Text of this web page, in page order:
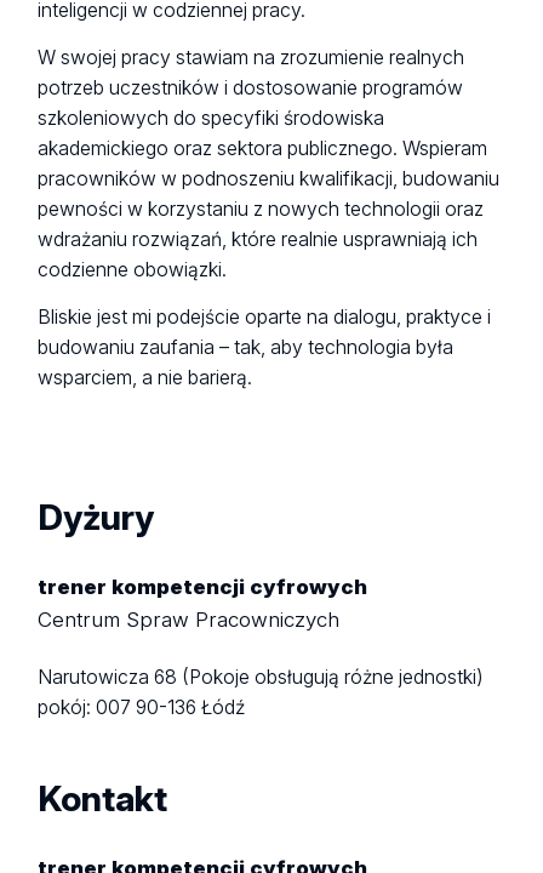
inteligencji w codziennej pracy.
W swojej pracy stawiam na zrozumienie realnych
potrzeb uczestników i dostosowanie programów
szkoleniowych do specyfiki środowiska
akademickiego oraz sektora publicznego. Wspieram
pracowników w podnoszeniu kwalifikacji, budowaniu
pewności w korzystaniu z nowych technologii oraz
wdrażaniu rozwiązań, które realnie usprawniają ich
codzienne obowiązki.
Bliskie jest mi podejście oparte na dialogu, praktyce i
budowaniu zaufania – tak, aby technologia była
wsparciem, a nie barierą.
Dyżury
trener kompetencji cyfrowych
Centrum Spraw Pracowniczych
Narutowicza 68 (Pokoje obsługują różne jednostki)
pokój: 00790-136 Łódź
Kontakt